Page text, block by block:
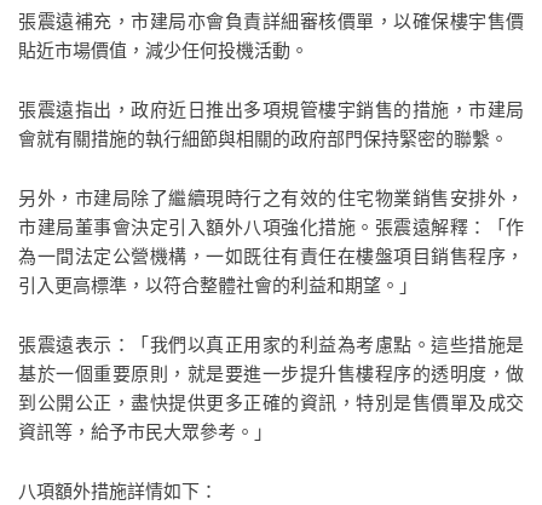
張震遠補充，市建局亦會負責詳細審核價單，以確保樓宇售價
貼近市場價值，減少任何投機活動。
張震遠指出，政府近日推出多項規管樓宇銷售的措施，市建局
會就有關措施的執行細節與相關的政府部門保持緊密的聯繫。
另外，市建局除了繼續現時行之有效的住宅物業銷售安排外，
市建局董事會決定引入額外八項強化措施。張震遠解釋：「作
為一間法定公營機構，一如既往有責任在樓盤項目銷售程序，
引入更高標準，以符合整體社會的利益和期望。」
張震遠表示：「我們以真正用家的利益為考慮點。這些措施是
基於一個重要原則，就是要進一步提升售樓程序的透明度，做
到公開公正，盡快提供更多正確的資訊，特別是售價單及成交
資訊等，給予市民大眾參考。」
八項額外措施詳情如下：